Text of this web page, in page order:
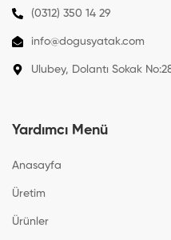
(0312) 350 14 29
info@dogusyatak.com
Ulubey, Dolantı Sokak
Yardımcı Menü
Anasayfa
Üretim
Ürünler